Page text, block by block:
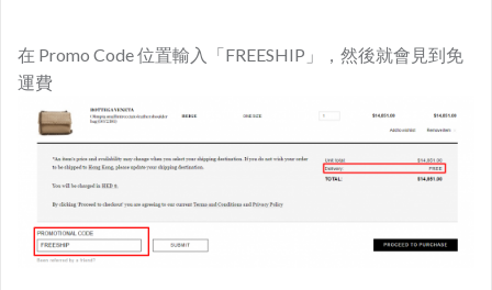
在 Promo Code 位置輸入「FREESHIP」，然後就會見到免
運費